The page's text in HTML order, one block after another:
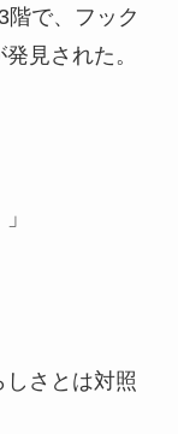
階で、フック
見された。
さとは対照